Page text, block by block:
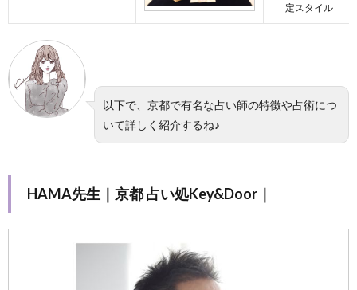
定スタイル
以下で、京都で有名な占い師の特徴や占術につ
いて詳しく紹介するね♪
HAMA先生｜京都 占い処Key&Door｜